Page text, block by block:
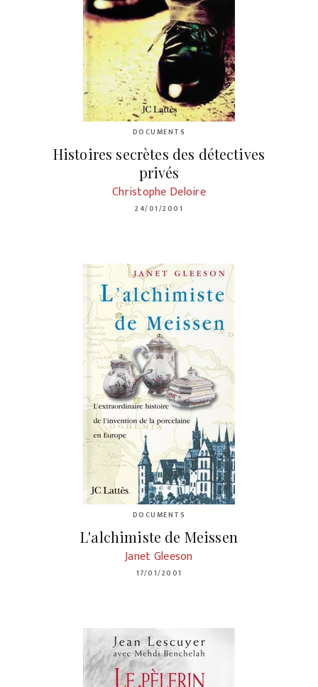
DOCUMENTS
Histoires secrètes des détectives
privés
Christophe Deloire
24/01/2001
DOCUMENTS
L'alchimiste de Meissen
Janet Gleeson
17/01/2001